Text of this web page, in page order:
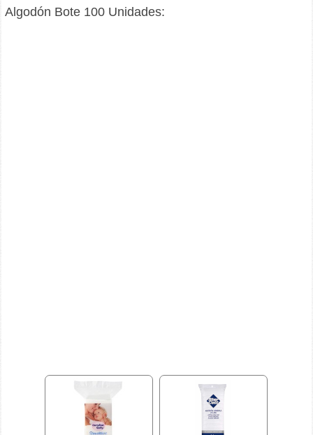
Algodón Bote 100 Unidades: